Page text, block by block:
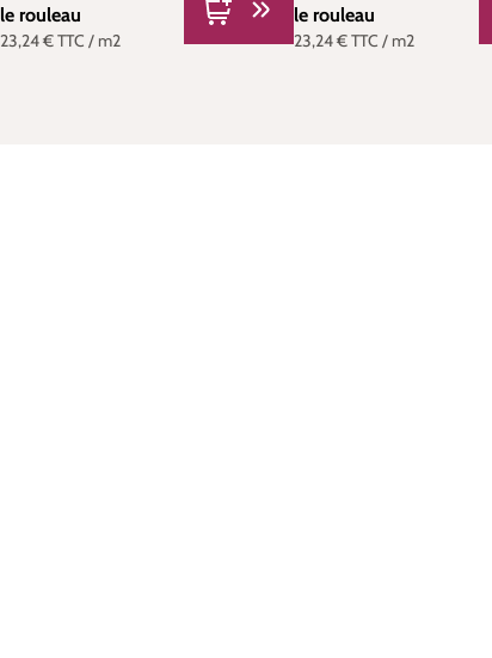
23,24 €TTC / m2
le rouleau
23,24 €TTC/ m2
le rouleau